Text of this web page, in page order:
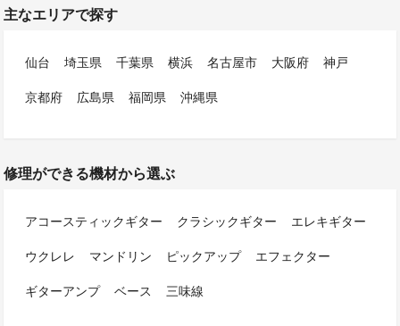
主なエリアで探す
仙台 埼玉県 千葉県 横浜 名古屋市 大阪府
神戸
京都府
広島県 福岡県 沖縄県
修理ができる機材から選ぶ
アコースティックギター クラシックギター
エレキギター
ウクレレ
マンドリン ピックアップ
エフェクター
ギターアンプ
ベース 三味線